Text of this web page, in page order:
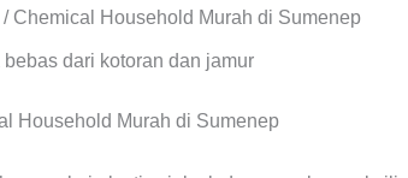
dari kotoran dan jamur